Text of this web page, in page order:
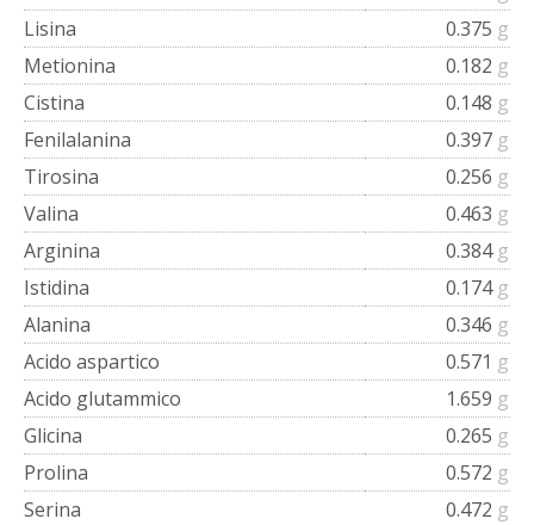
Lisina
0.375 g
Metionina
0.182 g
Cistina
0.148 g
Fenilalanina
0.397 g
Tirosina
0.256 g
Valina
0.463 g
Arginina
0.384 g
Istidina
0.174 g
Alanina
0.346 g
Acido aspartico
0.571 g
Acido glutammico
1.659 g
Glicina
0.265 g
Prolina
0.572 g
Serina
0.472 g